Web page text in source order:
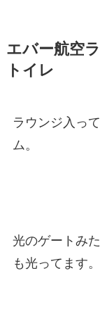
エバー航空
トイレ
ラウンジ入っ
ム。
光のゲートみ
も光ってます。